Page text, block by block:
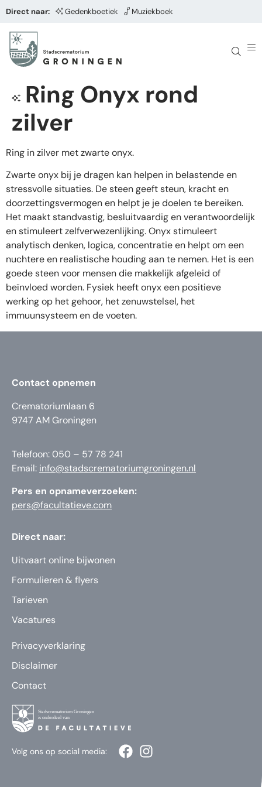
Direct naar: Gedenkboetiek Muziekboek
Ring Onyx rond
zilver
Ring in zilver met zwarte onyx.
Zwarte onyx bij je dragen kan helpen in belastende en
stressvolle situaties. De steen geeft steun, kracht en
doorzettingsvermogen en helpt je je doelen te bereiken.
Het maakt standvastig, besluitvaardig en verantwoordelijk
en stimuleert zelfverwezenlijking. Onyx stimuleert
analytisch denken, logica, concentratie en helpt om een
nuchtere en realistische houding aan te nemen. Het is een
goede steen voor mensen die makkelijk afgeleid of
beïnvloed worden. Fysiek heeft onyx een positieve
werking op het gehoor, het zenuwstelsel, het
immuunsysteem en de voeten.
Contact opnemen
Crematoriumlaan 6
9747 AM Groningen
Telefoon: 050 – 57 78 241
Email: info@stadscrematoriumgroningen.nl
Pers en opnameverzoeken:
pers@facultatieve.com
Direct naar:
Uitvaart online bijwonen
Formulieren & flyers
Tarieven
Vacatures
Privacyverklaring
Disclaimer
Contact
Volg ons op social media: